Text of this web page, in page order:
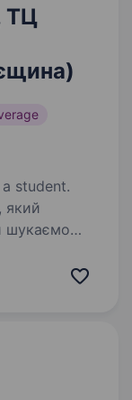
ТЦ
student.
який
шукаємо